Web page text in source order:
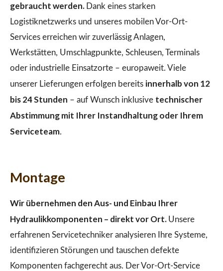
gebraucht werden. Dank eines starken
Logistiknetzwerks und unseres mobilen Vor-Ort-
Services erreichen wir zuverlässig Anlagen,
Werkstätten, Umschlagpunkte, Schleusen, Terminals
oder industrielle Einsatzorte – europaweit. Viele
unserer Lieferungen erfolgen bereits innerhalb von 12
bis 24 Stunden – auf Wunsch inklusive technischer
Abstimmung mit Ihrer Instandhaltung oder Ihrem
Serviceteam.
Montage
Wir übernehmen den Aus- und Einbau Ihrer
Hydraulikkomponenten – direkt vor Ort. Unsere
erfahrenen Servicetechniker analysieren Ihre Systeme,
identifizieren Störungen und tauschen defekte
Komponenten fachgerecht aus. Der Vor-Ort-Service